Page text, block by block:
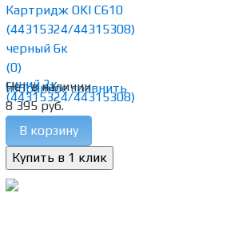
избранное сравнить
Картридж OKI C610
(44315324/44315308)
черный 6к
(0)
Нет в наличии
8 395 руб.
В корзину